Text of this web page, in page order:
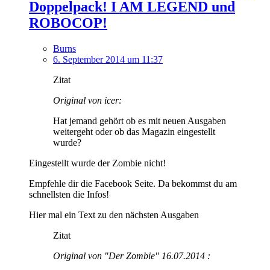
Doppelpack! I AM LEGEND und
ROBOCOP!
Burns
6. September 2014 um 11:37
Zitat
Original von icer:
Hat jemand gehört ob es mit neuen Ausgaben
weitergeht oder ob das Magazin eingestellt
wurde?
Eingestellt wurde der Zombie nicht!
Empfehle dir die Facebook Seite. Da bekommst du am
schnellsten die Infos!
Hier mal ein Text zu den nächsten Ausgaben
Zitat
Original von "Der Zombie" 16.07.2014 :